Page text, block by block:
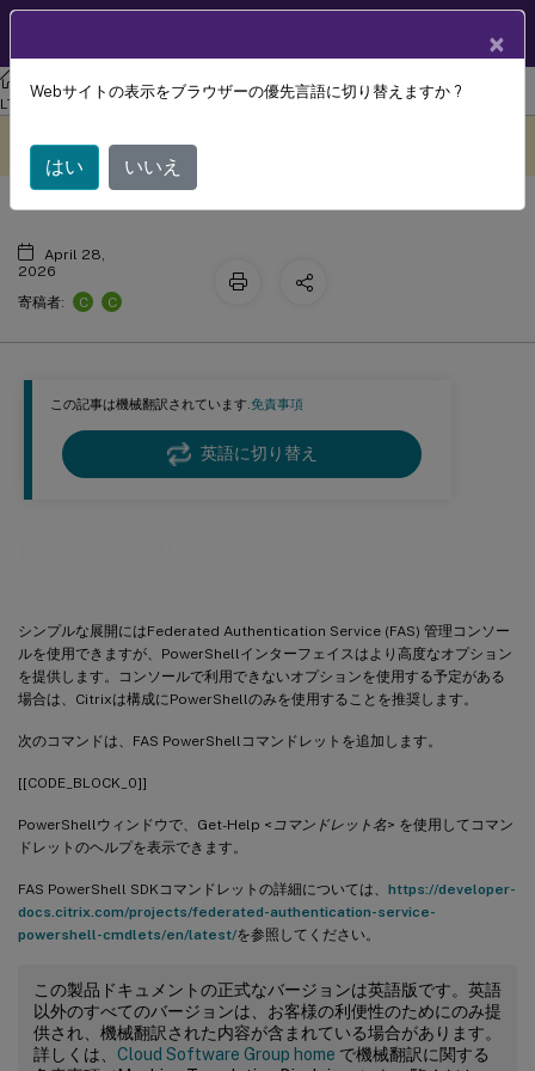
フェデレーション認証サービス
フェデレーション認証サービス 2203
LTSR
この記事は機械翻訳されています.免責事項
英語に切り替え
シンプルな展開にはFederated Authentication Service (FAS) 管理コンソー
ルを使用できますが、PowerShellインターフェイスはより高度なオプション
を提供します。コンソールで利用できないオプションを使用する予定がある
場合は、Citrixは構成にPowerShellのみを使用することを推奨します。
次のコマンドは、FAS PowerShellコマンドレットを追加します。
[[CODE_BLOCK_0]]
PowerShellウィンドウで、Get-Help < コマンドレット名> を使用してコマン
ドレットのヘルプを表示できます。
FAS PowerShell SDKコマンドレットの詳細については、 https://developer-
docs.citrix.com/projects/federated-authentication-service-
powershell-cmdlets/en/latest/を参照してください。
この製品ドキュメントの正式なバージョンは英語版です。英語
以外のすべてのバージョンは、お客様の利便性のためにのみ提
供され、機械翻訳された内容が含まれている場合があります。
詳しくは、 Cloud Software Group home で機械翻訳に関する
翻訳されています。
PowerShell コマンドレット
April 28,
2026
寄稿者:
C C
×
Webサイトの表示をブラウザーの優先言語に切り替えますか ?
はい いいえ